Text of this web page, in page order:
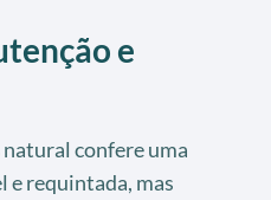
e
natural confere uma
e requintada, mas